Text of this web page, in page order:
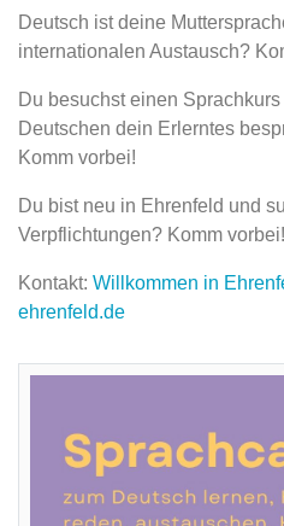
Deutsch ist deine
internationalen Austausch?
Du besuchst einen
Deutschen dein Erlerntes
Komm vorbei!
Du bist neu in Ehrenfeld und
Verpflichtungen? Komm vorbei!
Kontakt: Willkommen in
ehrenfeld.de